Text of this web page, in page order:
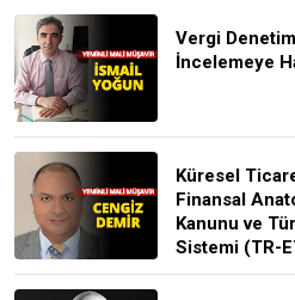
Vergi
İncelemeye
Küresel
Finansal
Kanunu ve
Sistemi (TR-